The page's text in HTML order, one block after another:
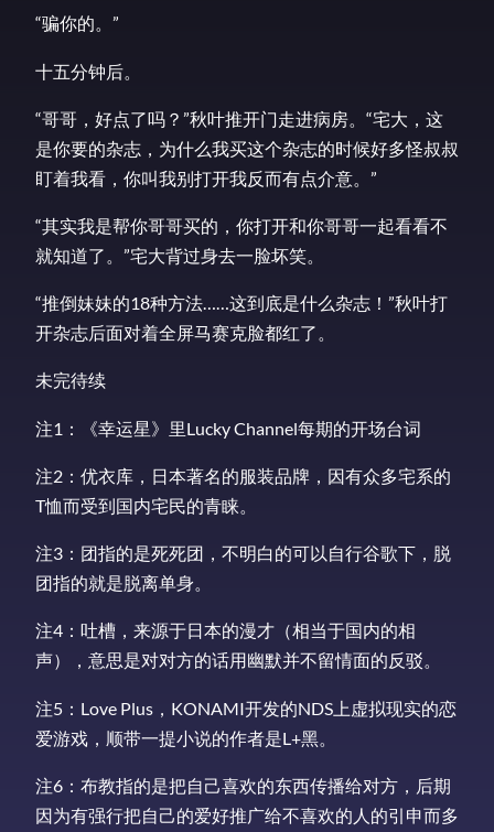
“骗你的。”
十五分钟后。
“哥哥，好点了吗？”秋叶推开门走进病房。“宅大，这
是你要的杂志，为什么我买这个杂志的时候好多怪叔叔
盯着我看，你叫我别打开我反而有点介意。”
“其实我是帮你哥哥买的，你打开和你哥哥一起看看不
就知道了。”宅大背过身去一脸坏笑。
“推倒妹妹的18种方法……这到底是什么杂志！”秋叶打
开杂志后面对着全屏马赛克脸都红了。
未完待续
注1：《幸运星》里Lucky Channel每期的开场台词
注2：优衣库，日本著名的服装品牌，因有众多宅系的
T恤而受到国内宅民的青睐。
注3：团指的是死死团，不明白的可以自行谷歌下，脱
团指的就是脱离单身。
注4：吐槽，来源于日本的漫才（相当于国内的相
声），意思是对对方的话用幽默并不留情面的反驳。
注5：Love Plus，KONAMI开发的NDS上虚拟现实的恋
爱游戏，顺带一提小说的作者是L+黑。
注6：布教指的是把自己喜欢的东西传播给对方，后期
因为有强行把自己的爱好推广给不喜欢的人的引申而多